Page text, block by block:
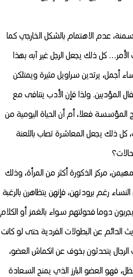
عدم الاهتمام بالشكل الخارجي كما
كل ذلك يجعل الرجل غير آبه بهذا
أجمل، يرتدين سراويل مثيرة ويمتلكن
المؤدبين. ولذا فإن الأدب يتنافى مع
المؤسسة فعلا، أم أن الحياة اليومية من
ذلك يجعل المعاشرة تصاب باللعنة
مركز الذكورة أكثر من المرأة، وذلك
رغم برودتهن، فإنهن يتظاهرن بالرغبة
دوما فحولتهم سواء بالغمز أو الكلام
الدائم عن البطولات الفردية حتى لو كانت
يتحدثون بخوف عن انكماش العضو،
العضو البارز الذي يمنح السعادة